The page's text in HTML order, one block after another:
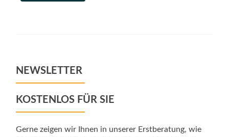
NEWSLETTER
KOSTENLOS FÜR SIE
Gerne zeigen wir Ihnen in unserer Erstberatung, wie